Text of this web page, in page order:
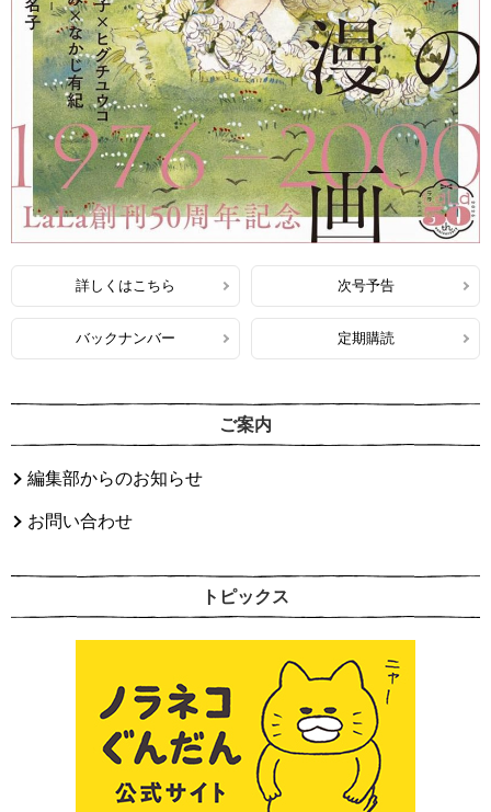
詳しくはこちら 次号予告
バックナンバー 定期購読
ご案内
編集部からのお知らせ
お問い合わせ
トピックス